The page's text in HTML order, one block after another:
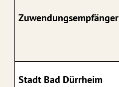
Zuwendungsempfänger
Stadt Bad Dürrheim